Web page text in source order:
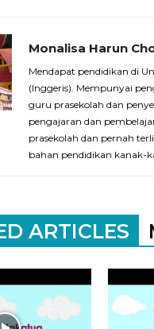
Monalisa Harun
Mendapat pendidikan di
(Inggeris). Mempunyai
guru prasekolah dan
pengajaran dan
prasekolah dan pernah
bahan pendidikan kanak-
ARTICLES